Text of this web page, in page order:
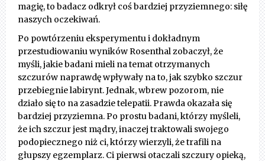
magię, to badacz odkrył coś bardziej przyziemnego: siłę
naszych oczekiwań.
Po powtórzeniu eksperymentu i dokładnym
przestudiowaniu wyników Rosenthal zobaczył, że
myśli, jakie badani mieli na temat otrzymanych
szczurów naprawdę wpływały na to, jak szybko szczur
przebiegnie labirynt. Jednak, wbrew pozorom, nie
działo się to na zasadzie telepatii. Prawda okazała się
bardziej przyziemna. Po prostu badani, którzy myśleli,
że ich szczur jest mądry, inaczej traktowali swojego
podopiecznego niż ci, którzy wierzyli, że trafili na
głupszy egzemplarz. Ci pierwsi otaczali szczury opieką,